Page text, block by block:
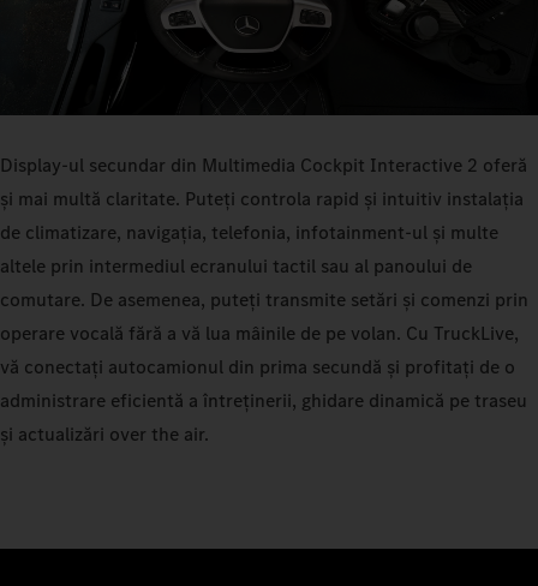
Display-ul secundar din Multimedia Cockpit Interactive 2 oferă
și mai multă claritate. Puteți controla rapid și intuitiv instalația
de climatizare, navigația, telefonia, infotainment-ul și multe
altele prin intermediul ecranului tactil sau al panoului de
comutare. De asemenea, puteți transmite setări și comenzi prin
operare vocală fără a vă lua mâinile de pe volan. Cu TruckLive,
vă conectați autocamionul din prima secundă și profitați de o
administrare eficientă a întreținerii, ghidare dinamică pe traseu
și actualizări over the air.